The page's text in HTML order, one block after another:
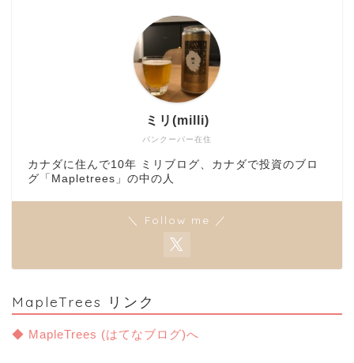
バンクーバー在住
ミリ(milli)
カナダに住んで10年 ミリブログ、カナダで投資のブロ
グ「Mapletrees」の中の人
＼ Follow me ／
MapleTrees リンク
◆ MapleTrees (はてなブログ)へ